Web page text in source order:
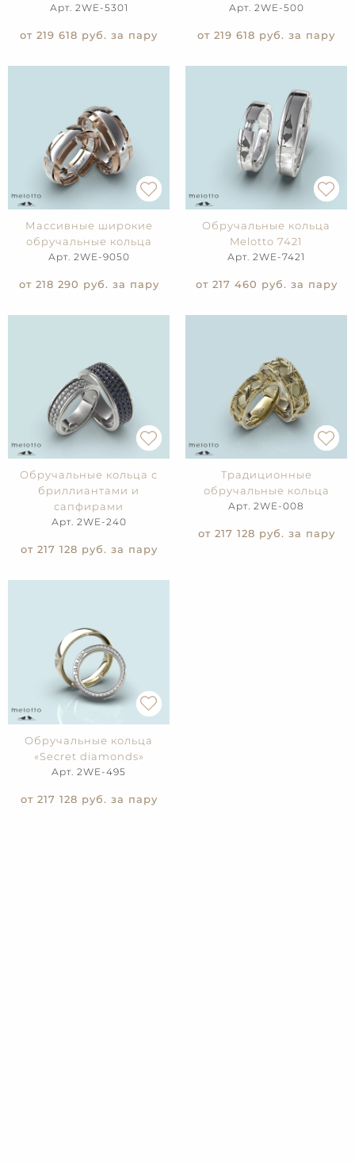
Арт. 2WE-5301
от 219 618 руб. за пару
Арт. 2WE-500
от 219 618 руб. за пару
Массивные широкие
обручальные кольца
Арт. 2WE-9050
от 218 290 руб. за пару
Обручальные кольца
Melotto 7421
Арт. 2WE-7421
от 217 460 руб. за пару
Обручальные кольца с
бриллиантами и
сапфирами
Арт. 2WE-240
от 217 128 руб. за пару
Традиционные
обручальные кольца
Арт. 2WE-008
от 217 128 руб. за пару
Обручальные кольца
«Secret diamonds»
Арт. 2WE-495
от 217 128 руб. за пару